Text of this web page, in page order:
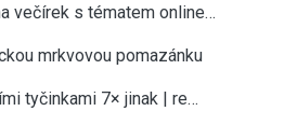
večírek s tématem online…
mrkvovou pomazánku
tyčinkami 7× jinak | re…